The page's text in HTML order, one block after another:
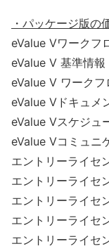
・パッケージ版の
eValue Vワークフ
eValue V 基準情
eValue V ワーク
eValue Vドキュメ
eValue Vスケジュ
eValue Vコミュニ
エントリーライセ
エントリーライセ
エントリーライセ
エントリーライセ
エントリーライセ